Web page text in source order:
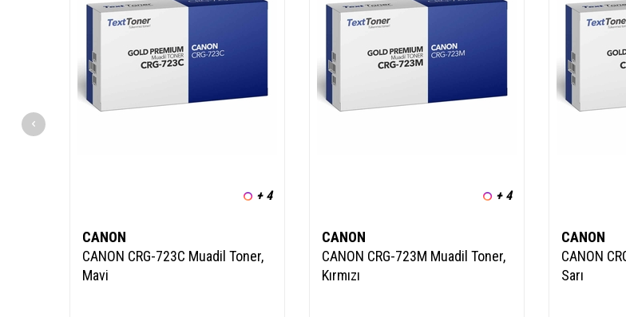
+ 4
CANON
CANON CRG-723C Muadil Toner,
Mavi
+ 4
CANON
CANON CRG-723M Muadil Toner,
Kırmızı
CANON
CANON
Sarı